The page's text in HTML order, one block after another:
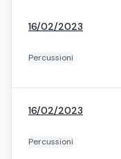
16/02/2023
Percussioni
16/02/2023
Percussioni